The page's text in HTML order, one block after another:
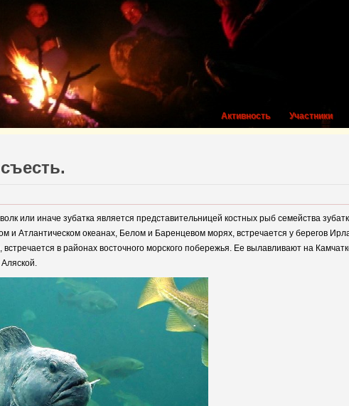
Активность Участники
или иначе зубатка является представительницей костных рыб семейства
и Атлантическом океанах, Белом и Баренцевом морях, встречается у берегов
в районах восточного морского побережья. Ее вылавливают на